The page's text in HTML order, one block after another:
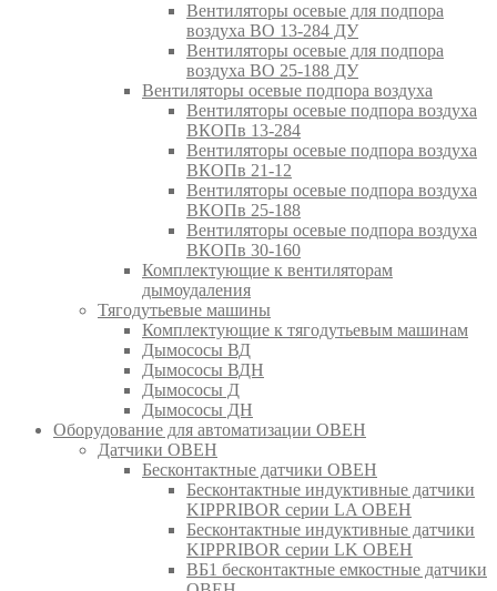
Вентиляторы осевые для подпора
воздуха ВО 13-284 ДУ
Вентиляторы осевые для подпора
воздуха ВО 25-188 ДУ
Вентиляторы осевые подпора воздуха
Вентиляторы осевые подпора воздуха
ВКОПв 13-284
Вентиляторы осевые подпора воздуха
ВКОПв 21-12
Вентиляторы осевые подпора воздуха
ВКОПв 25-188
Вентиляторы осевые подпора воздуха
ВКОПв 30-160
Комплектующие к вентиляторам
дымоудаления
Тягодутьевые машины
Комплектующие к тягодутьевым машинам
Дымососы ВД
Дымососы ВДН
Дымососы Д
Дымососы ДН
Оборудование для автоматизации ОВЕН
Датчики ОВЕН
Бесконтактные датчики ОВЕН
Бесконтактные индуктивные датчики
KIPPRIBOR серии LA ОВЕН
Бесконтактные индуктивные датчики
KIPPRIBOR серии LK ОВЕН
ВБ1 бесконтактные емкостные датчики